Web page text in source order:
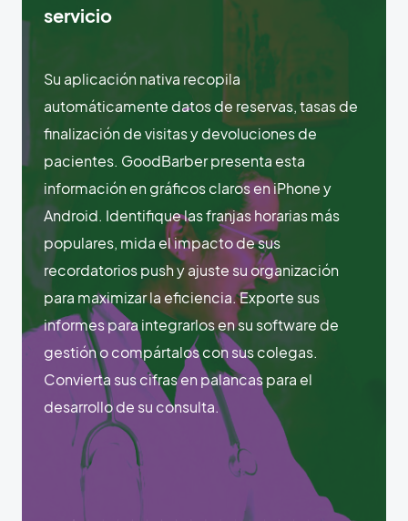
servicio
Su aplicación nativa recopila
automáticamente datos de reservas, tasas de
finalización de visitas y devoluciones de
pacientes. GoodBarber presenta esta
información en gráficos claros en iPhone y
Android. Identifique las franjas horarias más
populares, mida el impacto de sus
recordatorios push y ajuste su organización
para maximizar la eficiencia. Exporte sus
informes para integrarlos en su software de
gestión o compártalos con sus colegas.
Convierta sus cifras en palancas para el
desarrollo de su consulta.